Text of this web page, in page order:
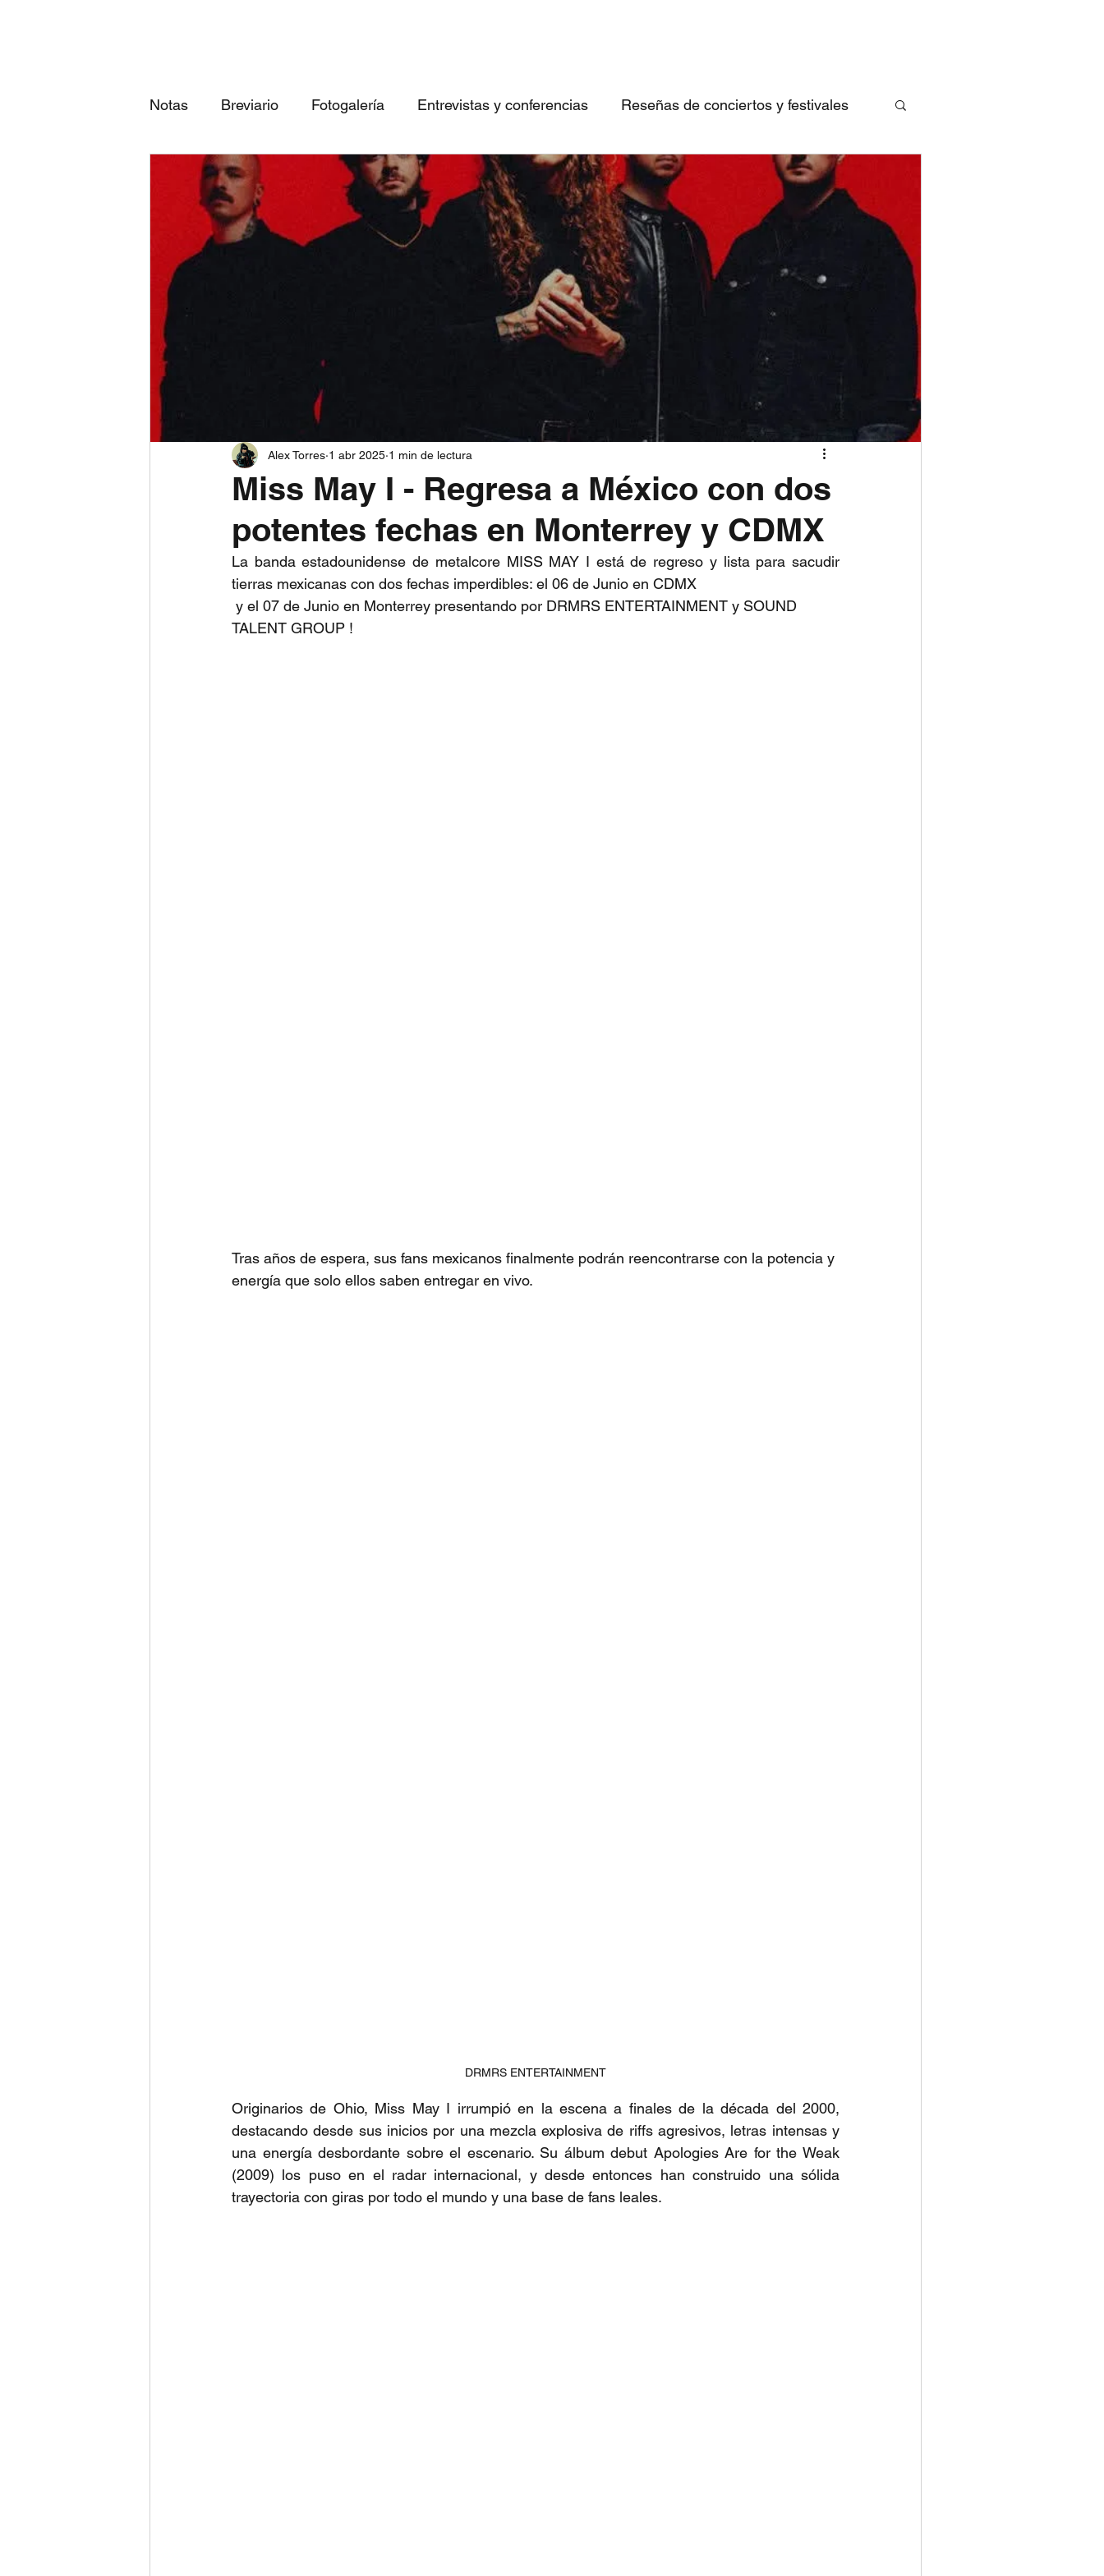
Notas Breviario Fotogalería Entrevistas y conferencias Reseñas de conciertos y festivales
Próximos eventos Las 3 canciones imperdibles Conociendo bandas
qué canción eres según tu...
Miss May I - Regresa a México con dos
potentes fechas en Monterrey y CDMX
Alex Torres 1 abr 2025 1 min de lectura
La banda estadounidense de metalcore MISS MAY I está de regreso y lista para sacudir
tierras mexicanas con dos fechas imperdibles: el 06 de Junio en CDMX
TALENT GROUP !
Tras años de espera, sus fans mexicanos finalmente podrán reencontrarse con la potencia y
energía que solo ellos saben entregar en vivo.
DRMRS ENTERTAINMENT
Originarios de Ohio, Miss May I irrumpió en la escena a finales de la década del 2000,
destacando desde sus inicios por una mezcla explosiva de riffs agresivos, letras intensas y
una energía desbordante sobre el escenario. Su álbum debut Apologies Are for the Weak
(2009) los puso en el radar internacional, y desde entonces han construido una sólida
trayectoria con giras por todo el mundo y una base de fans leales.